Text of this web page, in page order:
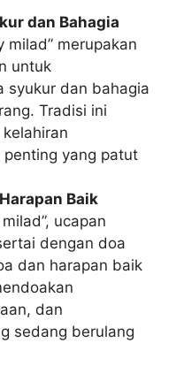
dan Bahagia
milad” merupakan
untuk
syukur dan bahagia
Tradisi ini
yang patut
Baik
ucapan
dengan doa
dan harapan baik
dan
sedang berulang